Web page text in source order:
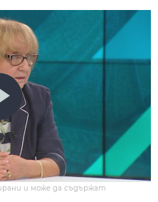
и може да съдържат